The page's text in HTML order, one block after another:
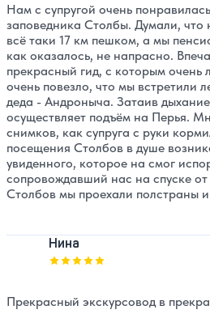
Нам с супругой очень
заповедника Столбы. Думали,
всё таки 17 км пешком, а мы
как оказалось, не напрасно.
прекрасный гид, с которым
очень повезло, что мы встретили
деда - Андроныча. Затаив
осуществляет подъём на Перья.
снимков, как супруга с руки
посещения Столбов в душе
увиденного, которое на смог
сопровождавший нас на спуске
Столбов мы проехали полстраны
Нина
Оценка, количество звезд:
Прекрасный экскурсовод в